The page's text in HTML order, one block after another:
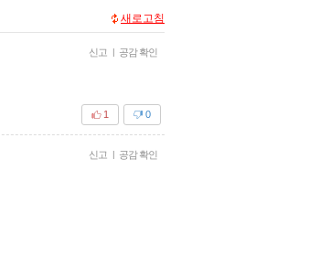
새로고침
신고 | 공감 확인
0
1
신고 | 공감 확인